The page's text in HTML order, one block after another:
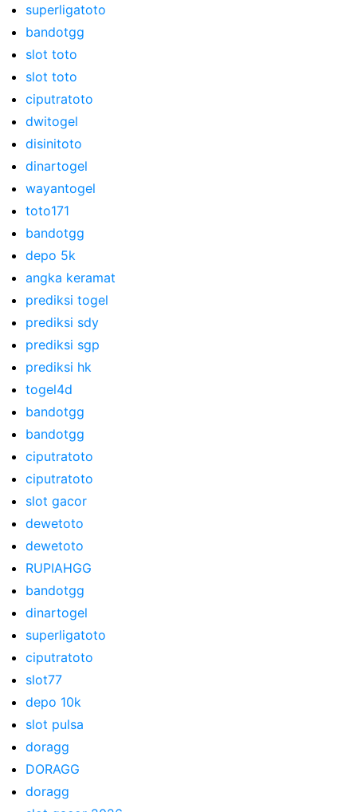
superligatoto
bandotgg
slot toto
slot toto
ciputratoto
dwitogel
disinitoto
dinartogel
wayantogel
toto171
bandotgg
depo 5k
angka keramat
prediksi togel
prediksi sdy
prediksi sgp
prediksi hk
togel4d
bandotgg
bandotgg
ciputratoto
ciputratoto
slot gacor
dewetoto
dewetoto
RUPIAHGG
bandotgg
dinartogel
superligatoto
ciputratoto
slot77
depo 10k
slot pulsa
doragg
DORAGG
doragg